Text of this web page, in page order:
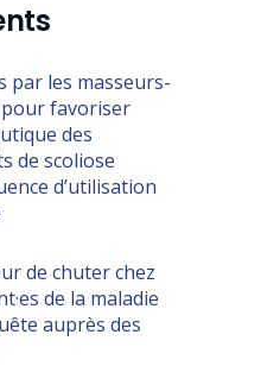
par les masseurs-
favoriser
des
de scoliose
d’utilisation
de chuter chez
de la maladie
auprès des